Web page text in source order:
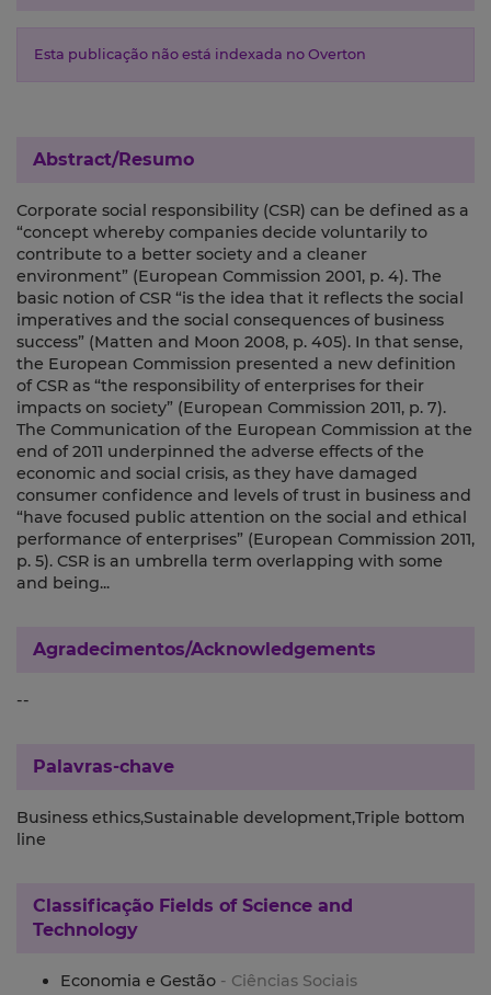
Esta publicação não está indexada no Overton
Abstract/Resumo
Corporate social responsibility (CSR) can be defined as a
“concept whereby companies decide voluntarily to
contribute to a better society and a cleaner
environment” (European Commission 2001, p. 4). The
basic notion of CSR “is the idea that it reflects the social
imperatives and the social consequences of business
success” (Matten and Moon 2008, p. 405). In that sense,
the European Commission presented a new definition
of CSR as “the responsibility of enterprises for their
impacts on society” (European Commission 2011, p. 7).
The Communication of the European Commission at the
end of 2011 underpinned the adverse effects of the
economic and social crisis, as they have damaged
consumer confidence and levels of trust in business and
“have focused public attention on the social and ethical
performance of enterprises” (European Commission 2011,
p. 5). CSR is an umbrella term overlapping with some
and being...
Agradecimentos/Acknowledgements
--
Palavras-chave
Business ethics,Sustainable development,Triple bottom
line
Classificação Fields of Science and
Technology
Economia e Gestão - Ciências Sociais